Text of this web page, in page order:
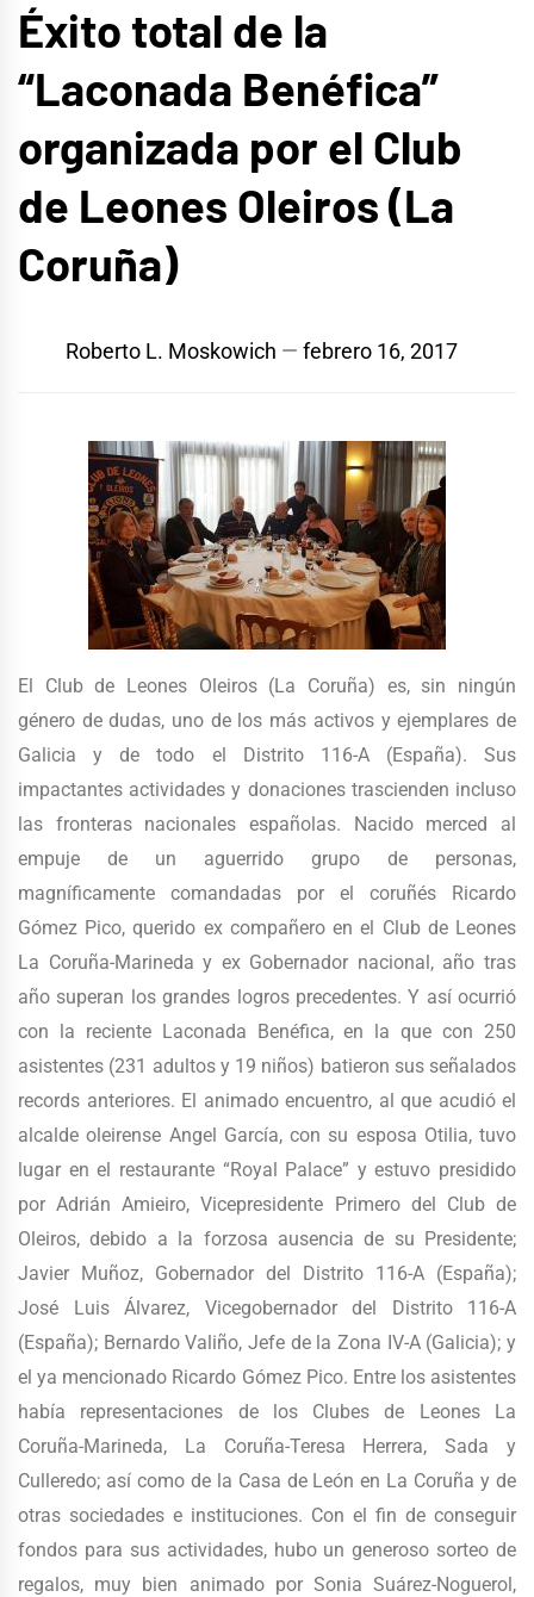
Éxito total de la
“Laconada Benéfica”
organizada por el Club
de Leones Oleiros (La
Coruña)
Roberto L. Moskowich febrero 16, 2017
El Club de Leones Oleiros (La Coruña) es, sin ningún
género de dudas, uno de los más activos y ejemplares de
Galicia y de todo el Distrito 116-A (España). Sus
impactantes actividades y donaciones trascienden incluso
las fronteras nacionales españolas. Nacido merced al
empuje de un aguerrido grupo de personas,
magníficamente comandadas por el coruñés Ricardo
Gómez Pico, querido ex compañero en el Club de Leones
La Coruña-Marineda y ex Gobernador nacional, año tras
año superan los grandes logros precedentes. Y así ocurrió
con la reciente Laconada Benéfica, en la que con 250
asistentes (231 adultos y 19 niños) batieron sus señalados
records anteriores. El animado encuentro, al que acudió el
alcalde oleirense Angel García, con su esposa Otilia, tuvo
lugar en el restaurante “Royal Palace” y estuvo presidido
por Adrián Amieiro, Vicepresidente Primero del Club de
Oleiros, debido a la forzosa ausencia de su Presidente;
Javier Muñoz, Gobernador del Distrito 116-A (España);
José Luis Álvarez, Vicegobernador del Distrito 116-A
(España); Bernardo Valiño, Jefe de la Zona IV-A (Galicia); y
el ya mencionado Ricardo Gómez Pico. Entre los asistentes
había representaciones de los Clubes de Leones La
Coruña-Marineda, La Coruña-Teresa Herrera, Sada y
Culleredo; así como de la Casa de León en La Coruña y de
otras sociedades e instituciones. Con el fin de conseguir
fondos para sus actividades, hubo un generoso sorteo de
regalos, muy bien animado por Sonia Suárez-Noguerol,